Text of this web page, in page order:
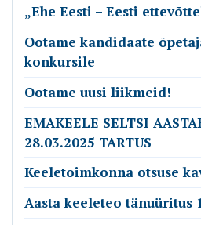
„Ehe Eesti – Eesti
Ootame kandidaate
konkursile
Ootame uusi liikmeid!
EMAKEELE SELTSI
28.03.2025 TARTUS
Keeletoimkonna otsuse
Aasta keeleteo tänuüritus